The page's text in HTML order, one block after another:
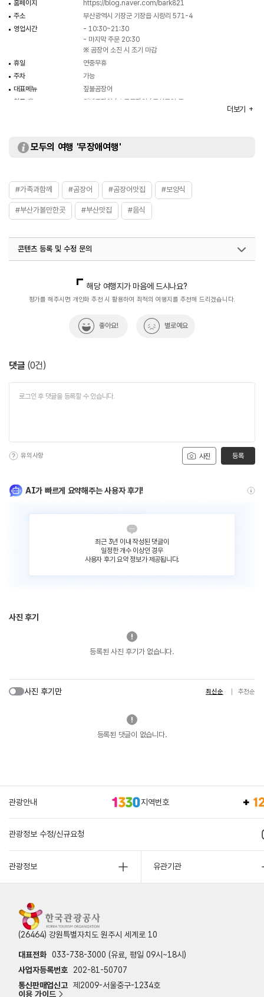
홈페이지
https://blog.naver.com/bark821
주소
부산광역시 기장군 기장읍 시랑리 571-4
영업시간
- 10:30~21:30
- 마지막 주문 20:30
※ 곰장어 소진 시 조기 마감
휴일
연중무휴
주차
가능
대표메뉴
짚불곰장어
취급메뉴
양념곰장어 / 소금곰장어 / 곰삼구이 등
더보기
모두의 여행 '무장애여행'
#가족과함께 #곰장어 #곰장어맛집 #보양식
#부산가볼만한곳 #부산맛집 #음식
콘텐츠 등록 및 수정 문의
해당 여행지가 마음에 드시나요?
평가를 해주시면 개인화 추천 시 활용하여 최적의 여행지를 추천해 드리겠습니다.
좋아요! 별로예요
댓글 (0건)
사진
유의사항 등록
AI가 빠르게 요약해주는 사용자 후기!
최근 3년 이내 작성된 댓글이
일정한 개수 이상인 경우
사용자 후기 요약 정보가 제공됩니다.
사진 후기
등록된 사진 후기가 없습니다.
사진 후기만 최신순 추천순
등록된 댓글이 없습니다.
관광안내 지역번호
관광정보 수정/신규요청
관광정보 유관기관
(26464) 강원특별자치도 원주시 세계로 10
대표전화 033-738-3000 (유료, 평일 09시~18시)
사업자등록번호
202-81-50707
통신판매업신고 제2009-서울중구-1234호
이용 가이드